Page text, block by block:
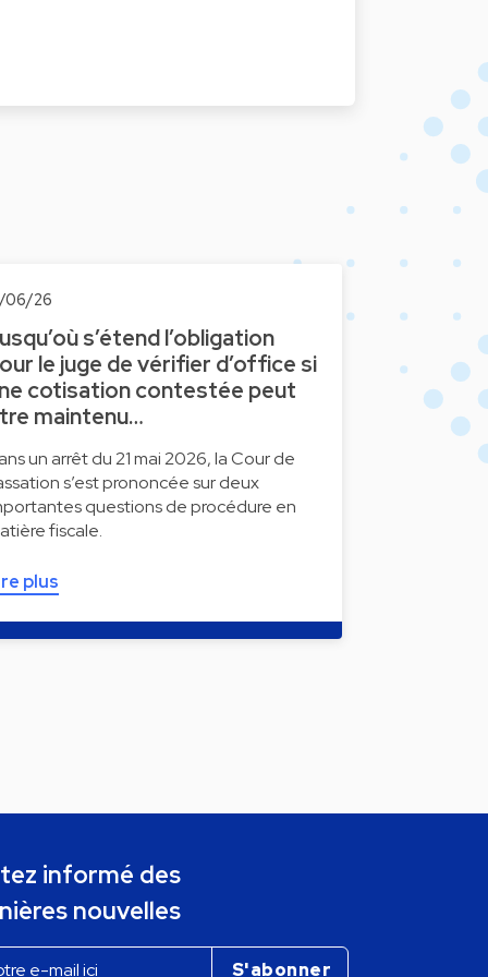
06/26
s’étend l’obligation
le juge de vérifier d’office si
cotisation contestée peut
maintenu…
un arrêt du 21 mai 2026, la Cour de
s’est prononcée sur deux
questions de procédure en
fiscale.
plus
informé des
nouvelles